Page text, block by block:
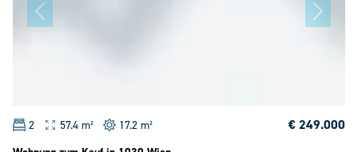
2 57.4 m² 17.2 m² € 249.000